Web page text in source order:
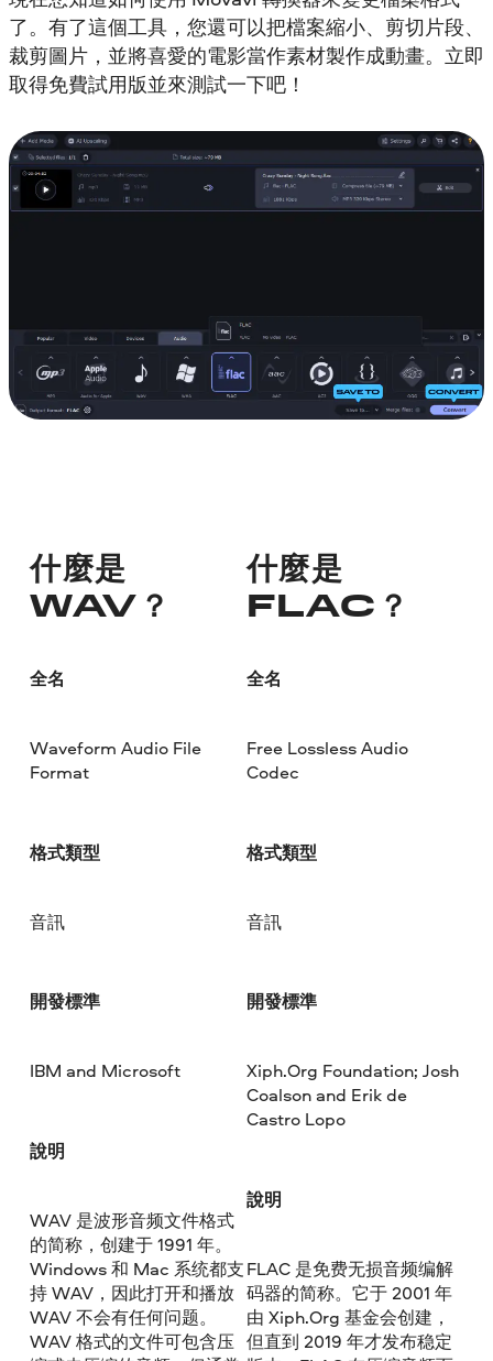
了。有了這個工具，您還可以把檔案縮小、剪切片段、
裁剪圖片，並將喜愛的電影當作素材製作成動畫。立即
取得免費試用版並來測試一下吧！
什麼是
WAV？
全名
Waveform Audio File
Format
格式類型
音訊
開發標準
IBM and Microsoft
說明
WAV 是波形音频文件格式
的简称，创建于 1991 年。
Windows 和 Mac 系统都支
持 WAV，因此打开和播放
WAV 不会有任何问题。
WAV 格式的文件可包含压
什麼是
FLAC？
全名
Free Lossless Audio
Codec
格式類型
音訊
開發標準
Xiph.Org Foundation; Josh
Coalson and Erik de
Castro Lopo
說明
FLAC 是免费无损音频编解
码器的简称。它于 2001 年
由 Xiph.Org 基金会创建，
但直到 2019 年才发布稳定